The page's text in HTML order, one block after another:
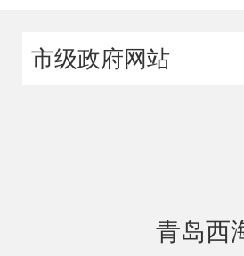
市级政府网站
青岛西